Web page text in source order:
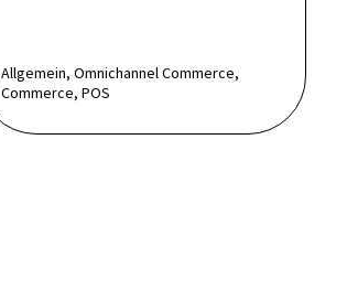
Allgemein, Omnichannel Commerce,
Commerce, POS